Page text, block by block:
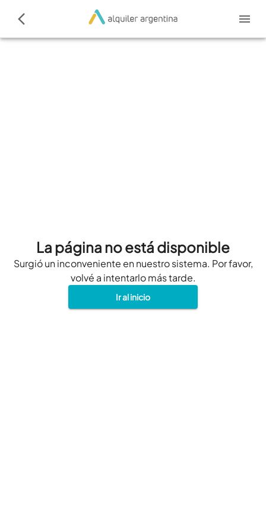
La página no está disponible
Surgió un inconveniente en nuestro sistema. Por favor,
volvé a intentarlo más tarde.
Ir al inicio